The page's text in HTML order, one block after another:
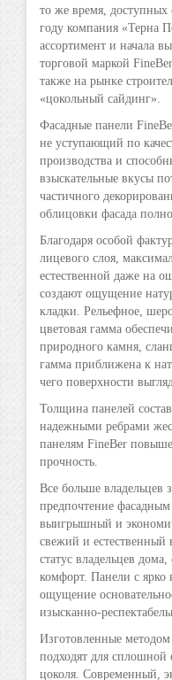
то же время, доступных
году компания «Терна
ассортимент и начала
торговой маркой
также на рынке
«цокольный сайдинг».
Фасадные панели
не уступающий по
производства и
взыскательные вкусы
частичного
облицовки фасада
Благодаря особой
лицевого слоя,
естественной даже на
создают ощущение
кладки. Рельефное,
цветовая гамма
природного камня,
гамма приближена к
чего поверхности
Толщина панелей
надежными ребрами
панелям FineBer
прочность.
Все больше владельцев
предпочтение
выигрышный и
свежий и
статус владельцев
комфорт. Панели с
ощущение
изысканно-
Изготовленные
подходят для сплошной
цоколя. Современный,